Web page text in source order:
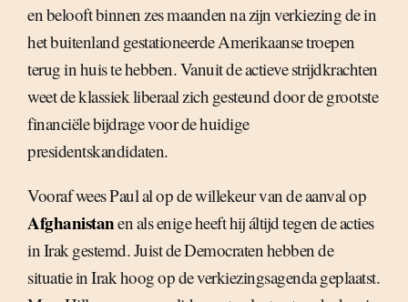
en belooft binnen zes maanden na zijn verkiezing de in
het buitenland gestationeerde Amerikaanse troepen
terug in huis te hebben. Vanuit de actieve strijdkrachten
weet de klassiek liberaal zich gesteund door de grootste
financiële bijdrage voor de huidige
presidentskandidaten.
Vooraf wees Paul al op de willekeur van de aanval op
Afghanistanen als enige heeft hij áltijd tegen de acties
in Irak gestemd. Juist de Democraten hebben de
situatie in Irak hoog op de verkiezingsagenda geplaatst.